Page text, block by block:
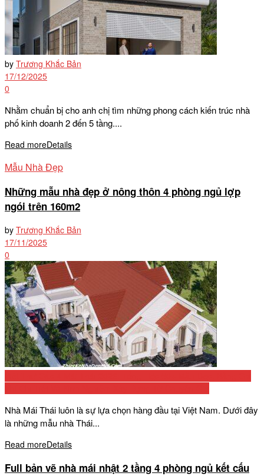
by Trương Khắc Bản
17/12/2025
0
Nhằm chuẩn bị cho anh chị tìm những phong cách kiến trúc nhà
phố kinh doanh 2 đến 5 tầng....
Read moreDetails
Mẫu Nhà Đẹp
Những mẫu nhà đẹp ở nông thôn 4 phòng ngủ lợp
ngói trên 160m2
by Trương Khắc Bản
17/11/2025
0
Nhà Mái Thái luôn là sự lựa chọn hàng đầu tại Việt Nam. Dưới đây
là những mẫu nhà Thái...
Read moreDetails
Full bản vẽ nhà mái nhật 2 tầng 4 phòng ngủ kết cấu